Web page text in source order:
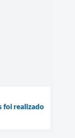
foi realizado